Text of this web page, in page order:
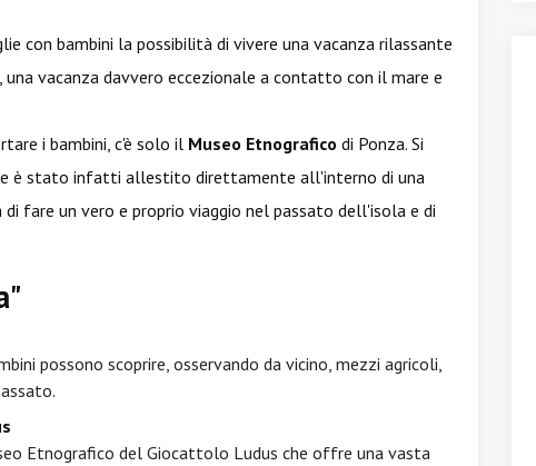
con bambini la possibilità di vivere una vacanza rilassante
vacanza davvero eccezionale a contatto con il mare e
i bambini, c'è solo il Museo Etnografico di Ponza. Si
è stato infatti allestito direttamente all'interno di una
fare un vero e proprio viaggio nel passato dell'isola e di
possono scoprire, osservando da vicino, mezzi agricoli,
Etnografico del Giocattolo Ludus che offre una vasta